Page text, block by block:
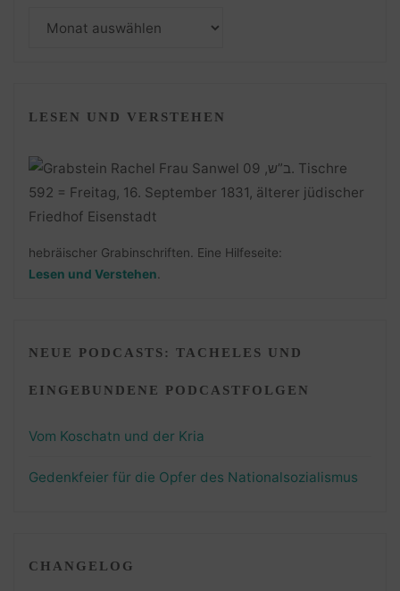
LESEN UND VERSTEHEN
hebräischer Grabinschriften. Eine Hilfeseite:
Lesen und Verstehen
NEUE PODCASTS: TACHELES UND
EINGEBUNDENE PODCASTFOLGEN
Vom Koschatn und der Kria
Gedenkfeier für die Opfer des Nationalsozialismus
CHANGELOG